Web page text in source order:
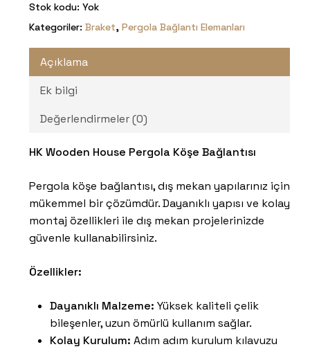
Stok kodu: Yok
Kategoriler: Braket, Pergola Bağlantı Elemanları
Açıklama
Ek bilgi
Değerlendirmeler (0)
HK Wooden House Pergola Köşe Bağlantısı
Pergola köşe bağlantısı, dış mekan yapılarınız için
mükemmel bir çözümdür. Dayanıklı yapısı ve kolay
montaj özellikleri ile dış mekan projelerinizde
güvenle kullanabilirsiniz.
Özellikler:
Dayanıklı Malzeme: Yüksek kaliteli çelik
bileşenler, uzun ömürlü kullanım sağlar.
Kolay Kurulum: Adım adım kurulum kılavuzu